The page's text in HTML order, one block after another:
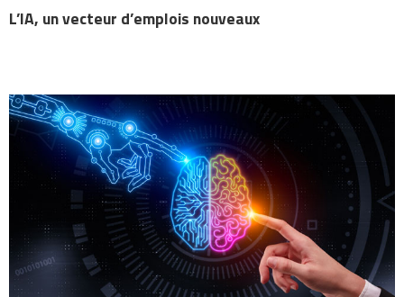
L’IA, un vecteur d’emplois nouveaux